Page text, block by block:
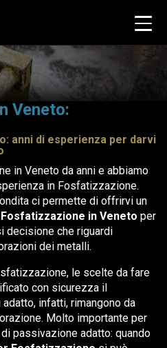
Veneto:
anni di esperienza per darvi
in Veneto da anni e abbiamo
in Fosfatizzazione.
ci permette di offrirvi un
in Veneto per
decisione che riguardi
dei metalli.
le scelte da fare
con sicurezza il
infatti, rimangono da
Molto importante per
passivazione adatto: quando